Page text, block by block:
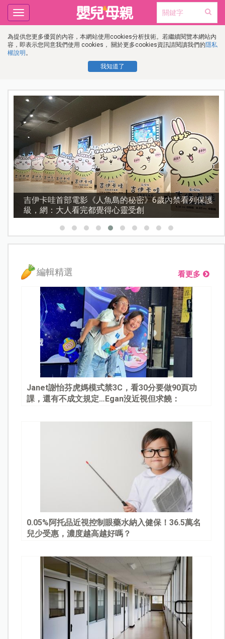
為提供您更多優質的內容，本網站使用cookies分析技術。若繼續閱覽本網站內
容，即表示您同意我們使用 cookies， 關於更多cookies資訊請閱讀我們的隱私
權說明 。
我知道了
Toggle
navigation
資優教育15問！師鐸獎名師陳宥妤：資優教育的核心，
不是成績而是讀懂孩子的心理準備度
編輯精選 看更多
Janet謝怡芬虎媽模式禁3C，看30分要做90頁功
課，還有不成文規定…Egan沒近視但求饒：
0.05%阿托品近視控制眼藥水納入健保！36.5萬名
兒少受惠，濃度越高越好嗎？